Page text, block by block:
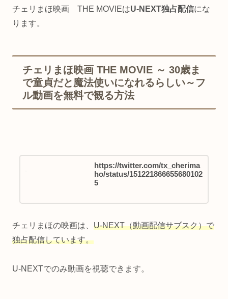
チェリまほ映画 THE MOVIEはU-NEXT独占配信にな
ります。
チェリまほ映画 THE MOVIE ～ 30歳ま
で童貞だと魔法使いになれるらしい～フ
ル動画を無料で観る方法
https://twitter.com/tx_cherima
ho/status/151221866655680102
5
チェリまほの映画は、 U-NEXT（動画配信サブスク）で
独占配信しています。
U-NEXTでのみ動画を視聴できます。